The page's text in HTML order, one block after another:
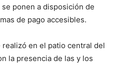
ponen a disposición de
de pago accesibles.
en el patio central del
la presencia de las y los